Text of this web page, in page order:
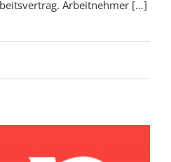
Arbeitnehmer […]